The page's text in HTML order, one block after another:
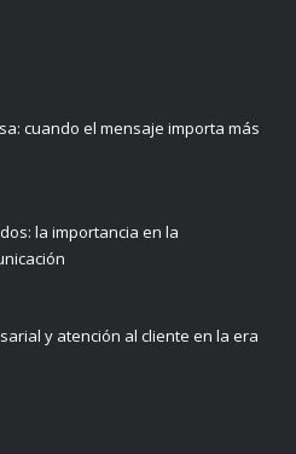
cuando el mensaje importa más
la importancia en la
y atención al cliente en la era